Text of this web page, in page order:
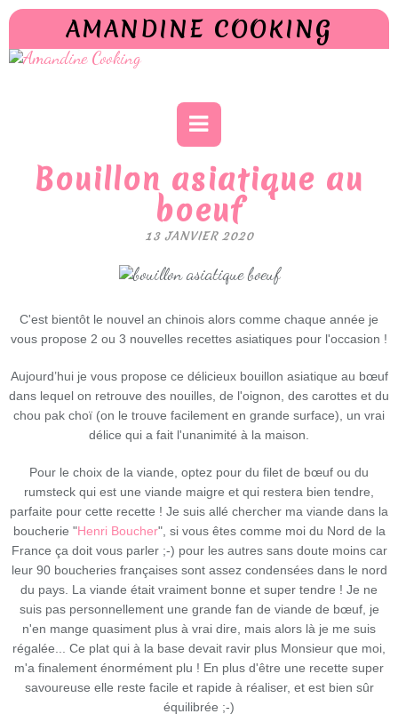
AMANDINE COOKING
Bouillon asiatique au
boeuf
13 JANVIER 2020
C'est bientôt le nouvel an chinois alors comme chaque année je
vous propose 2 ou 3 nouvelles recettes asiatiques pour l'occasion !
Aujourd’hui je vous propose ce délicieux bouillon asiatique au bœuf
dans lequel on retrouve des nouilles, de l'oignon, des carottes et du
chou pak choï (on le trouve facilement en grande surface), un vrai
délice qui a fait l'unanimité à la maison.
Pour le choix de la viande, optez pour du filet de bœuf ou du
rumsteck qui est une viande maigre et qui restera bien tendre,
parfaite pour cette recette ! Je suis allé chercher ma viande dans la
boucherie "Henri Boucher", si vous êtes comme moi du Nord de la
France ça doit vous parler ;-) pour les autres sans doute moins car
leur 90 boucheries françaises sont assez condensées dans le nord
du pays. La viande était vraiment bonne et super tendre ! Je ne
suis pas personnellement une grande fan de viande de bœuf, je
n'en mange quasiment plus à vrai dire, mais alors là je me suis
régalée... Ce plat qui à la base devait ravir plus Monsieur que moi,
m'a finalement énormément plu ! En plus d'être une recette super
savoureuse elle reste facile et rapide à réaliser, et est bien sûr
équilibrée ;-)